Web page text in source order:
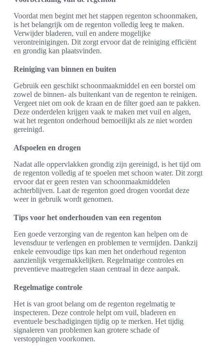
Voordat men begint met het stappen regenton schoonmaken,
is het belangrijk om de regenton volledig leeg te maken.
Verwijder bladeren, vuil en andere mogelijke
verontreinigingen. Dit zorgt ervoor dat de reiniging efficiënt
en grondig kan plaatsvinden.
Reiniging van binnen en buiten
Gebruik een geschikt schoonmaakmiddel en een borstel om
zowel de binnen- als buitenkant van de regenton te reinigen.
Vergeet niet om ook de kraan en de filter goed aan te pakken.
Deze onderdelen krijgen vaak te maken met vuil en algen,
wat het regenton onderhoud bemoeilijkt als ze niet worden
gereinigd.
Afspoelen en drogen
Nadat alle oppervlakken grondig zijn gereinigd, is het tijd om
de regenton volledig af te spoelen met schoon water. Dit zorgt
ervoor dat er geen resten van schoonmaakmiddelen
achterblijven. Laat de regenton goed drogen voordat deze
weer in gebruik wordt genomen.
Tips voor het onderhouden van een regenton
Een goede verzorging van de regenton kan helpen om de
levensduur te verlengen en problemen te vermijden. Dankzij
enkele eenvoudige tips kan men het onderhoud regenton
aanzienlijk vergemakkelijken. Regelmatige controles en
preventieve maatregelen staan centraal in deze aanpak.
Regelmatige controle
Het is van groot belang om de regenton regelmatig te
inspecteren. Deze controle helpt om vuil, bladeren en
eventuele beschadigingen tijdig op te merken. Het tijdig
signaleren van problemen kan grotere schade of
verstoppingen voorkomen.